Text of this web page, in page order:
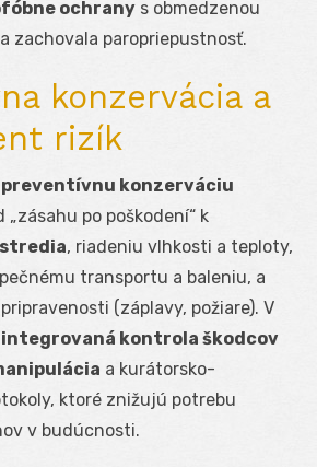
ochrany s obmedzenou
zachovala paropriepustnosť.
konzervácia a
rizík
preventívnu konzerváciu
po poškodení“ k
, riadeniu vlhkosti a teploty,
transportu a baleniu, a
(záplavy, požiare). V
integrovaná kontrola škodcov
a kurátorsko-
ktoré znižujú potrebu
v budúcnosti.